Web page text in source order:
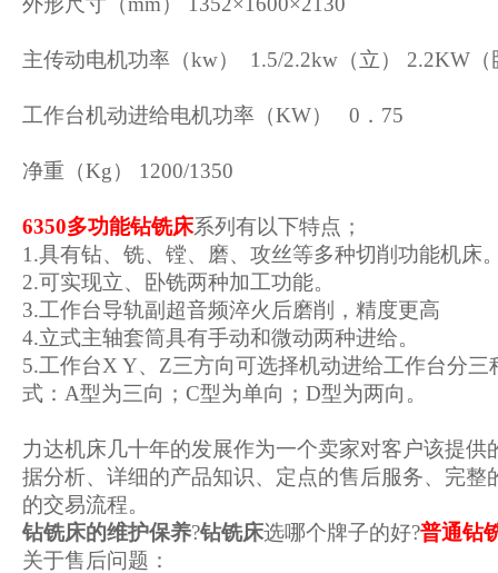
主传动电机功率（kw） 1.5/2.2kw（立） 2.2KW（
工作台机动进给电机功率（KW） 0．75
净重（Kg） 1200/1350
6350多功能钻铣床系列有以下特点；
1.具有钻、铣、镗、磨、攻丝等多种切削功能机床
2.可实现立、卧铣两种加工功能。
3.工作台导轨副超音频淬火后磨削，精度更高
4.立式主轴套筒具有手动和微动两种进给。
5.工作台X Y、Z三方向可选择机动进给工作台分三
式：A型为三向；C型为单向；D型为两向。
力达机床几十年的发展作为一个卖家对客户该提供
据分析、详细的产品知识、定点的售后服务、完整
的交易流程。
钻铣床的维护保养?钻铣床选哪个牌子的好?普通钻
关于售后问题：